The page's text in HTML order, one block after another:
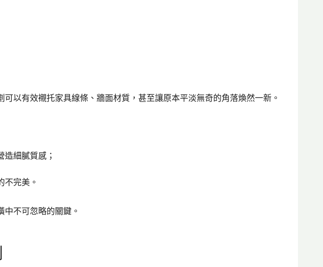
以有效襯托家具線條、牆面材質，甚至讓原本平淡無奇的角落煥然一新。
造細膩質感；
不完美。
不可忽略的關鍵。